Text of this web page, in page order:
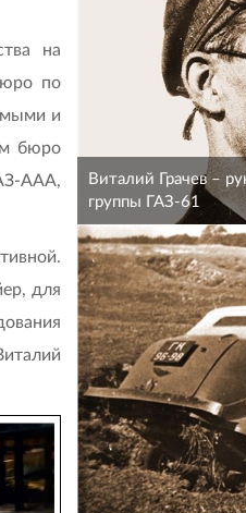
Виталий Грачев –
группы ГАЗ-61
на
по
и
бюро
ААА,
для